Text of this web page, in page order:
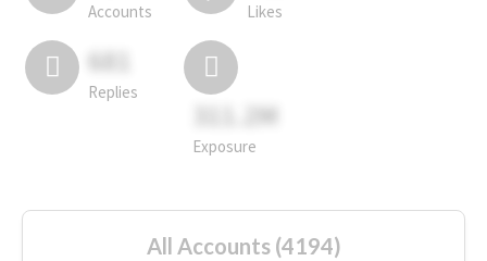
Accounts Likes
681
Replies
311.2M
Exposure
All Accounts (4194)